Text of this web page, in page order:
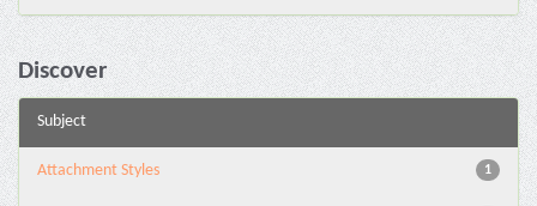
Discover
Subject
1
Attachment Styles